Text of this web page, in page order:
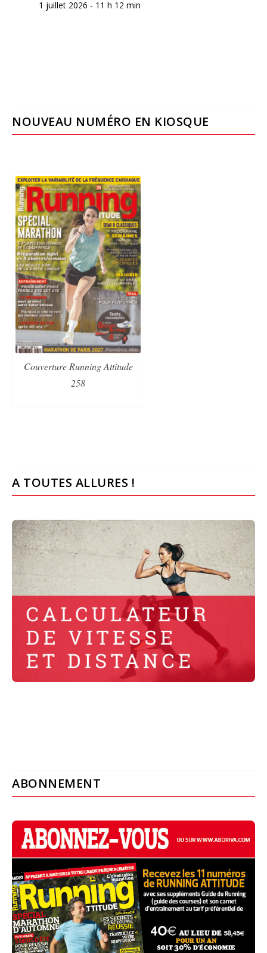
1 juillet 2026 - 11 h 12 min
NOUVEAU NUMÉRO EN KIOSQUE
Couverture Running Attitude
258
A TOUTES ALLURES !
ABONNEMENT